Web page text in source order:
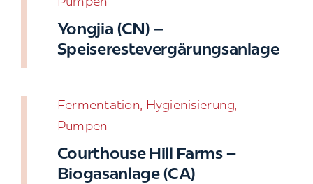
Yongjia (CN) –
Speiserestevergärungsanlage
Fermentation, Hygienisierung,
Pumpen
Courthouse Hill Farms –
Biogasanlage (CA)